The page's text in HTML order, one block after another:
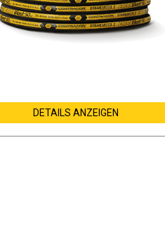
DETAILS ANZEIGEN